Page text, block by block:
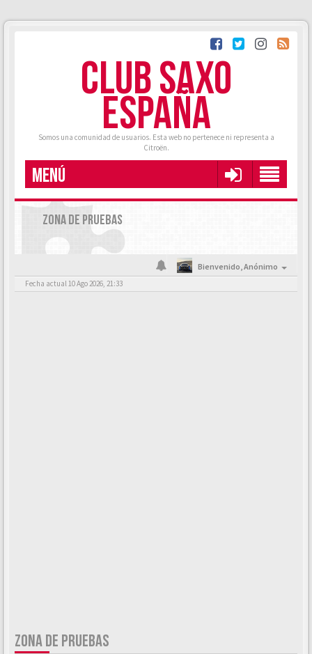
CLUB SAXO
ESPAÑA
Somos una comunidad de usuarios. Esta web no pertenece ni representa a
Citroën.
MENÚ
ZONA DE PRUEBAS
Bienvenido,Anónimo
Fecha actual 10 Ago 2026, 21:33
ZONA DE PRUEBAS